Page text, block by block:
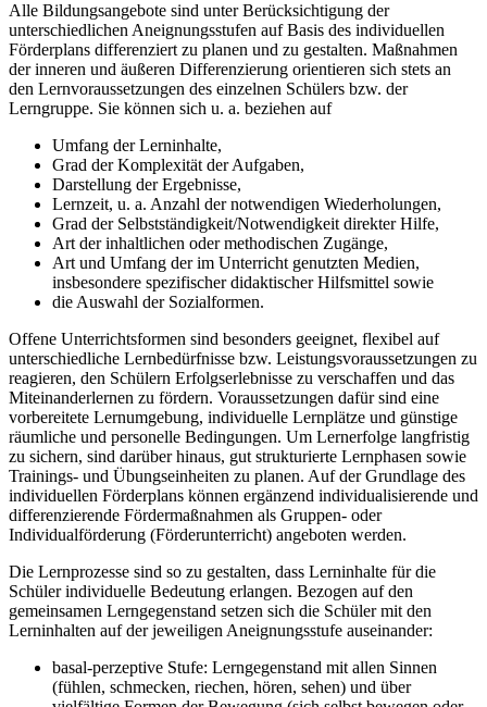
Alle Bildungsangebote sind unter Berücksichtigung der
unterschiedlichen Aneignungsstufen auf Basis des individuellen
Förderplans differenziert zu planen und zu gestalten. Maßnahmen
der inneren und äußeren Differenzierung orientieren sich stets an
den Lernvoraussetzungen des einzelnen Schülers bzw. der
Lerngruppe. Sie können sich u. a. beziehen auf
Umfang der Lerninhalte,
Grad der Komplexität der Aufgaben,
Darstellung der Ergebnisse,
Lernzeit, u. a. Anzahl der notwendigen Wiederholungen,
Grad der Selbstständigkeit/Notwendigkeit direkter Hilfe,
Art der inhaltlichen oder methodischen Zugänge,
Art und Umfang der im Unterricht genutzten Medien,
insbesondere spezifischer didaktischer Hilfsmittel sowie
die Auswahl der Sozialformen.
Offene Unterrichtsformen sind besonders geeignet, flexibel auf
unterschiedliche Lernbedürfnisse bzw. Leistungsvoraussetzungen zu
reagieren, den Schülern Erfolgserlebnisse zu verschaffen und das
Miteinanderlernen zu fördern. Voraussetzungen dafür sind eine
vorbereitete Lernumgebung, individuelle Lernplätze und günstige
räumliche und personelle Bedingungen. Um Lernerfolge langfristig
zu sichern, sind darüber hinaus, gut strukturierte Lernphasen sowie
Trainings- und Übungseinheiten zu planen. Auf der Grundlage des
individuellen Förderplans können ergänzend individualisierende und
differenzierende Fördermaßnahmen als Gruppen- oder
Individualförderung (Förderunterricht) angeboten werden.
Die Lernprozesse sind so zu gestalten, dass Lerninhalte für die
Schüler individuelle Bedeutung erlangen. Bezogen auf den
gemeinsamen Lerngegenstand setzen sich die Schüler mit den
Lerninhalten auf der jeweiligen Aneignungsstufe auseinander:
basal-perzeptive Stufe: Lerngegenstand mit allen Sinnen
(fühlen, schmecken, riechen, hören, sehen) und über